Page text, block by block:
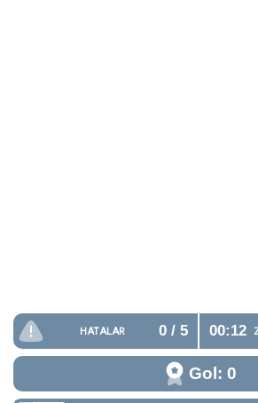
HATALAR 0/ 5 00:12
Gol: 0